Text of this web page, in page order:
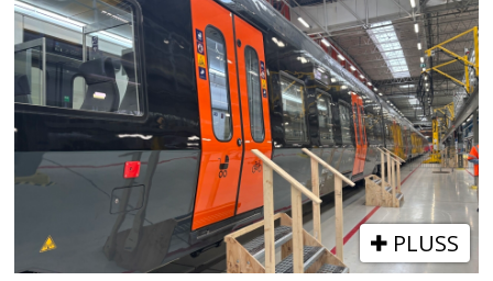
PLUSS